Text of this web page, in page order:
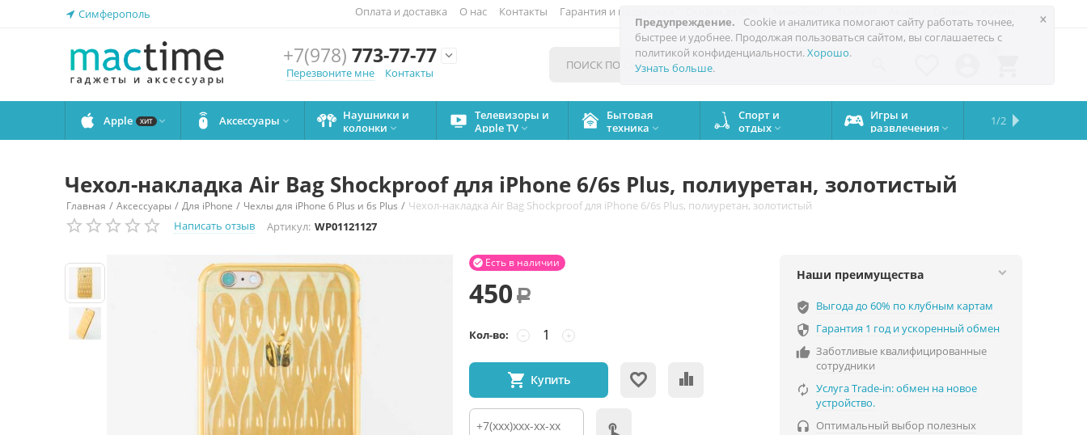
×
Предупреждение.
Cookie и аналитика помогают сайту работать точнее,
быстрее и удобнее. Продолжая пользоваться сайтом, вы соглашаетесь с
политикой конфиденциальности.Хорошо.
Узнать больше.
Симферополь Оплата и доставка О нас Контакты Гарантия и поддержка
+7(978) 773-77-77

Перезвоните мне
Контакты
Apple ХИТ  Аксессуары 
Наушники и
колонки 
Телевизоры и
Apple TV 
Бытовая
техника 
Спорт и
отдых 
Игры и
развлечения 
Сервисный
центр
Сравните
iPhone
Подарки
на все
случаи
Запчасти
Бренды
1/2
Чехол-накладка Air Bag Shockproof для iPhone 6/6s Plus, полиуретан, золотистый
Главная / Аксессуары / Для iPhone / Чехлы для iPhone 6 Plus и 6s Plus / Чехол-накладка Air Bag Shockproof для iPhone 6/6s Plus, полиуретан, золотистый
Написать отзыв
Артикул: WP01121127
Есть в наличии

450 Р
Кол-во: +
−
Купить
Наши преимущества
verified_user Выгода до 60% по клубным картам
 Гарантия 1 год и ускоренный обмен
 Заботливые квалифицированные
сотрудники
 Услуга Trade-in: обмен на новое
устройство.
 Оптимальный выбор полезных